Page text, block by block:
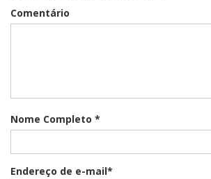
Comentário
Nome Completo *
Endereço de e-mail*